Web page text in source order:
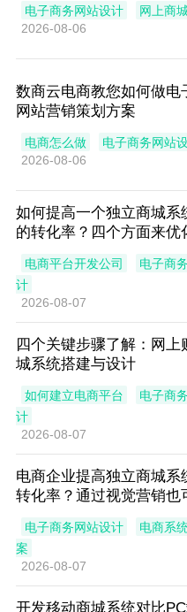
电子商务网站设计
网上商
2026-08-06
数商云电商教您如何做电
网站营销策划方案
电商怎么做
电子商务网站
2026-08-06
如何提高一个独立商城系
的转化率？四个方面来优
电商平台开发公司
电子商
计
2026-08-07
四个关键步骤了解：网上
城系统搭建与设计
如何建立电商平台
电子商
计
2026-08-07
电商企业提高独立商城系
转化率？通过视觉营销也
电子商务网站设计
电商系
案
2026-08-07
开发移动商城系统对比